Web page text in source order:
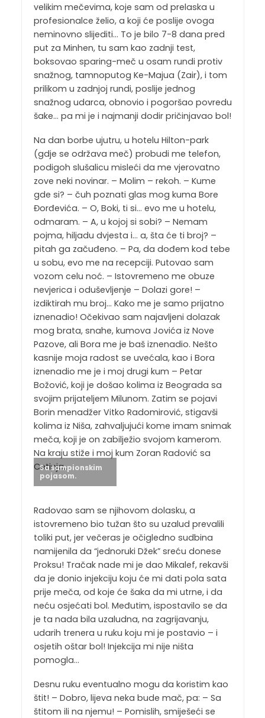
velikim mečevima, koje sam od prelaska u
profesionalce želio, a koji će poslije ovoga
neminovno slijediti… To je bilo 7-8 dana pred
put za Minhen, tu sam kao zadnji test,
boksovao sparing-meč u osam rundi protiv
snažnog, tamnoputog Ke-Majua (Zair), i tom
prilikom u zadnjoj rundi, poslije jednog
snažnog udarca, obnovio i pogoršao povredu
šake… pa mi je i najmanji dodir pričinjavao bol!
Na dan borbe ujutru, u hotelu Hilton-park
(gdje se održava meč) probudi me telefon,
podigoh slušalicu misleći da me vjerovatno
zove neki novinar. – Molim – rekoh. – Kume
gde si? – čuh poznati glas mog kuma Bore
Đorđevića. – O, Boki, ti si… evo me u hotelu,
odmaram. – A, u kojoj si sobi? – Nemam
pojma, hiljadu dvjesta i… a, šta će ti broj? –
pitah ga začuđeno. – Pa, da dođem kod tebe
u sobu, evo me na recepciji. Putovao sam
vozom celu noć. – Istovremeno me obuze
nevjerica i oduševljenje – Dolazi gore! –
izdiktirah mu broj… Kako me je samo prijatno
iznenadio! Očekivao sam najavljeni dolazak
mog brata, snahe, kumova Jovića iz Nove
Pazove, ali Bora me je baš iznenadio. Nešto
kasnije moja radost se uvećala, kao i Bora
iznenadio me je i moj drugi kum – Petar
Božović, koji je došao kolima iz Beograda sa
svojim prijateljem Milunom. Zatim se pojavi
Borin menadžer Vitko Radomirović, stigavši
kolima iz Niša, zahvaljujući kome imam snimak
meča, koji je on zabilježio svojom kamerom.
Na kraju stiže i moj kum Zoran Radović sa
Cetinja…
Sa šampionskim
pojasom.
Radovao sam se njihovom dolasku, a
istovremeno bio tužan što su uzalud prevalili
toliki put, jer večeras je očigledno sudbina
namijenila da “jednoruki Džek” sreću donese
Proksu! Tračak nade mi je dao Mikalef, rekavši
da je donio injekciju koju će mi dati pola sata
prije meča, od koje će šaka da mi utrne, i da
neću osjećati bol. Međutim, ispostavilo se da
je ta nada bila uzaludna, na zagrijavanju,
udarih trenera u ruku koju mi je postavio – i
osjetih oštar bol! Injekcija mi nije ništa
pomogla…
Desnu ruku eventualno mogu da koristim kao
štit! – Dobro, lijeva neka bude mač, pa: – Sa
štitom ili na njemu! – Pomislih, smiješeći se